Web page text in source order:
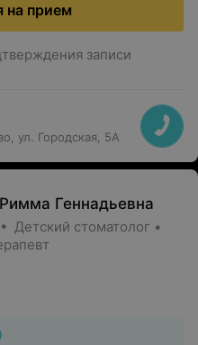
на прием
записи
ул. Городская, 5А
Геннадьевна
Детский стоматолог •